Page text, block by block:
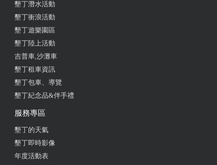
墾丁潛水活動
墾丁衝浪活動
墾丁遊樂園區
墾丁陸上活動
吉普車,沙灘車
墾丁租車資訊
墾丁包車、導覽
墾丁紀念品&伴手禮
服務專區
墾丁的天氣
墾丁即時影像
年度活動表